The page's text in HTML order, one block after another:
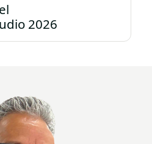
2026